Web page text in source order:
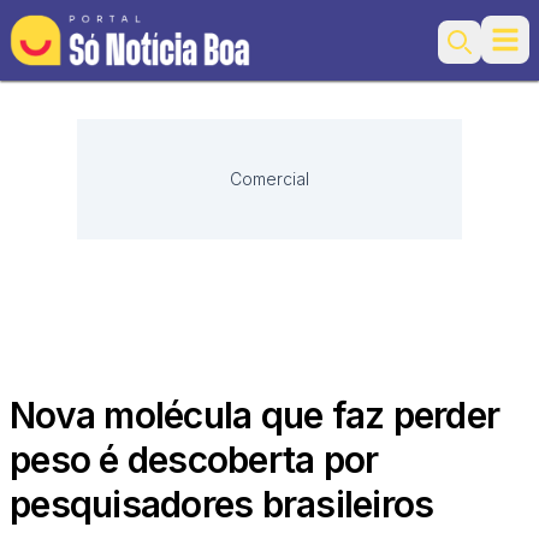
Search
Comercial
Nova molécula que faz perder
peso é descoberta por
pesquisadores brasileiros